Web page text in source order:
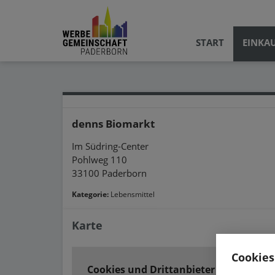
START
denns Biomarkt
Im Südring-Center
Pohlweg 110
33100 Paderborn
Kategorie: Lebensmittel
Karte
Cookies und Drittanbieter